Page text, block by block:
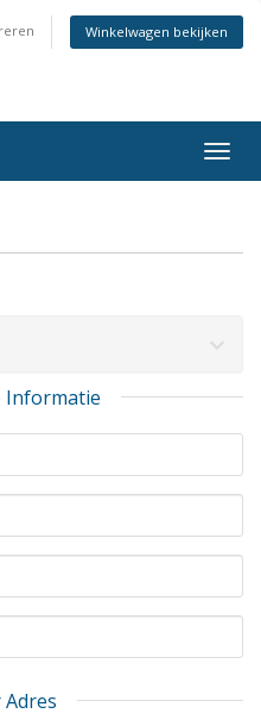
Winkelwagen bekijken
Informatie
Adres